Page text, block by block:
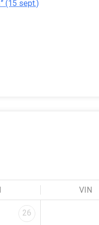
(15 sept.)
VIN
26